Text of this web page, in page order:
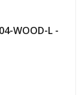
WOOD-L -